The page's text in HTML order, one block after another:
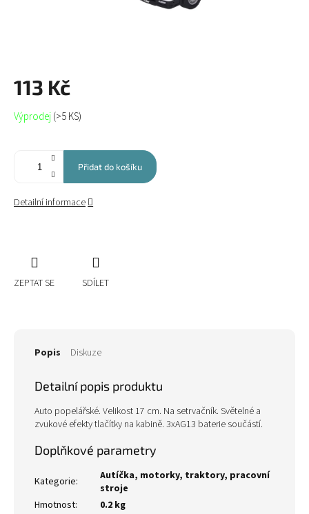
113 Kč
Měrná
cena:
Výprodej(>5 KS)
Přidat do košíku
Detailní informace
ZEPTAT SE SDÍLET
Popis Diskuze
Detailní popis produktu
Auto popelářské. Velikost 17 cm. Na setrvačník. Světelné a
zvukové efekty tlačítky na kabině. 3xAG13 baterie součástí.
Doplňkové parametry
Kategorie:
Autíčka, motorky, traktory, pracovní
stroje
Hmotnost:
0.2 kg